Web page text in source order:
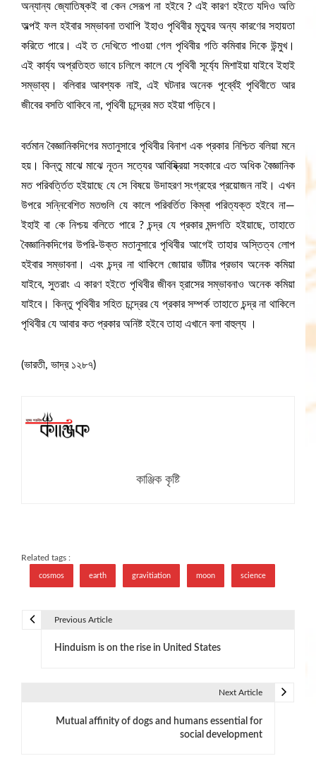
অন্যান্য জ্যোতিষ্কই বা কেন সেরূপ না হইবে ? এই কারণ হইতে যদিও অতি
অল্পই ফল হইবার সম্ভাবনা তথাপি ইহাও পৃথিবীর মৃত্যুর অন্য কারণের সহায়তা
করিতে পারে। এই ত দেখিতে পাওয়া গেল পৃথিবীর গতি কমিবার দিকে উন্মুখ।
এই কাৰ্য্য অপ্রতিহত ভাবে চলিলে কালে যে পৃথিবী সূর্য্যে মিশাইয়া যাইবে ইহাই
সম্ভাব্য। বলিবার আবশ্যক নাই, এই ঘটনার অনেক পূর্ব্বেই পৃথিবীতে আর
জীবের বসতি থাকিবে না, পৃথিবী চন্দ্রের মত হইয়া পড়িবে।
বর্তমান বৈজ্ঞানিকদিগের মতানুসারে পৃথিবীর বিনাশ এক প্রকার নিশ্চিত বলিয়া মনে
হয়। কিন্তু মাঝে মাঝে নূতন সত্যের আবিষ্ক্রিয়া সহকারে এত অধিক বৈজ্ঞানিক
মত পরিবর্ত্তিত হইয়াছে যে সে বিষয়ে উদাহরণ সংগ্রহের প্রয়োজন নাই। এখন
উপরে সন্নিবেশিত মতগুলি যে কালে পরিবর্তিত কিম্বা পরিত্যক্ত হইবে না—
ইহাই বা কে নিশ্চয় বলিতে পারে ? চন্দ্র যে প্রকার মন্দগতি হইয়াছে, তাহাতে
বৈজ্ঞানিকদিগের উপরি-উক্ত মতানুসারে পৃথিবীর আগেই তাহার অস্তিত্ব লোপ
হইবার সম্ভাবনা। এবং চন্দ্র না থাকিলে জোয়ার ভাঁটার প্রভাব অনেক কমিয়া
যাইবে, সুতরাং এ কারণ হইতে পৃথিবীর জীবন হ্রাসের সম্ভাবনাও অনেক কমিয়া
যাইবে। কিন্তু পৃথিবীর সহিত চন্দ্রের যে প্রকার সম্পর্ক তাহাতে চন্দ্র না থাকিলে
পৃথিবীর যে আবার কত প্রকার অনিষ্ট হইবে তাহা এখানে বলা বাহুল্য ।
(ভারতী, ভাদ্র ১২৮৭)
কাঞ্জিক কৃষ্টি
Related tags :
cosmos earth gravitiation moon science
Previous Article
Hinduism is on the rise in United States
Next Article
Mutual affinity of dogs and humans essential for
social development